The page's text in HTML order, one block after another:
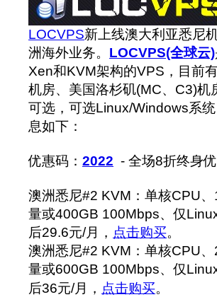
LOCVPS新上线澳大利亚悉尼
洲海外业务。 LOCVPS(全球云)
Xen和KVM架构的VPS，目前
机房、美国洛杉矶(MC、C3)
可选，可选Linux/Windows系
息如下：
优惠码： 2022 - 全场8折终身优
澳洲悉尼#2 KVM：单核CPU
量或400GB 100Mbps、仅
后29.6元/月， 点击购买。
澳洲悉尼#2 KVM：单核CPU
量或600GB 100Mbps、仅
后36元/月， 点击购买。